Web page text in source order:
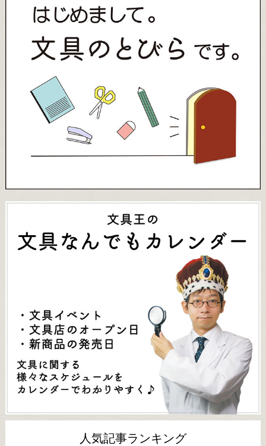
人気記事ランキング